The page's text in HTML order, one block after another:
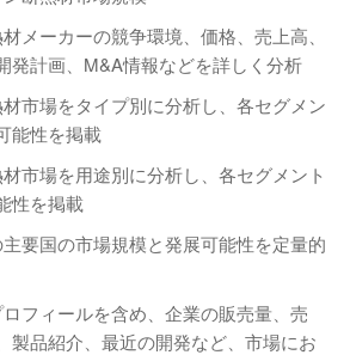
メーカーの競争環境、価格、売上高、
発計画、M&A情報などを詳しく分析
市場をタイプ別に分析し、各セグメン
能性を掲載
市場を用途別に分析し、各セグメント
性を掲載
要国の市場規模と発展可能性を定量的
フィールを含め、企業の販売量、売
製品紹介、最近の開発など、市場にお